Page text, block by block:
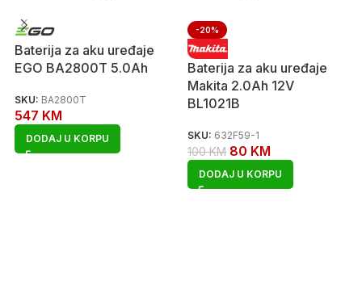
Baterija za aku uređaje
EGO BA2800T 5.0Ah
SKU: BA2800T
547 KM
DODAJ U KORPU
-20%
Baterija za aku uređaje
Makita 2.0Ah 12V
BL1021B
SKU: 632F59-1
100KM 80 KM
DODAJ U KORPU